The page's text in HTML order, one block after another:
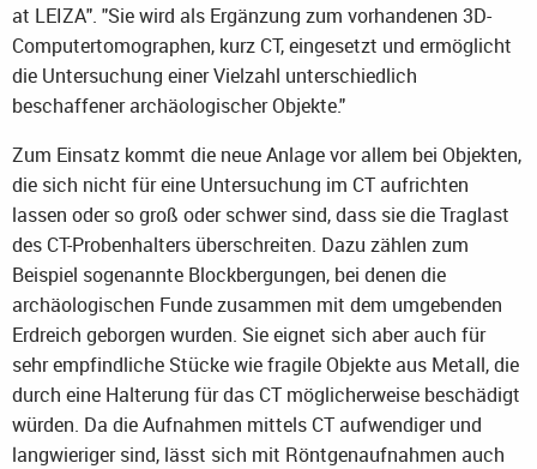
at LEIZA". "Sie wird als Ergänzung zum vorhandenen 3D-
Computertomographen, kurz CT, eingesetzt und ermöglicht
die Untersuchung einer Vielzahl unterschiedlich
beschaffener archäologischer Objekte."
Zum Einsatz kommt die neue Anlage vor allem bei Objekten,
die sich nicht für eine Untersuchung im CT aufrichten
lassen oder so groß oder schwer sind, dass sie die Traglast
des CT-Probenhalters überschreiten. Dazu zählen zum
Beispiel sogenannte Blockbergungen, bei denen die
archäologischen Funde zusammen mit dem umgebenden
Erdreich geborgen wurden. Sie eignet sich aber auch für
sehr empfindliche Stücke wie fragile Objekte aus Metall, die
durch eine Halterung für das CT möglicherweise beschädigt
würden. Da die Aufnahmen mittels CT aufwendiger und
langwieriger sind, lässt sich mit Röntgenaufnahmen auch